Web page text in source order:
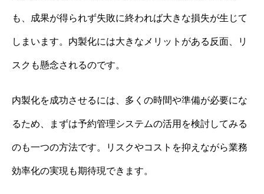
も、成果が得られず失敗に終われば大きな損失が生じて
しまいます。内製化には大きなメリットがある反面、リ
スクも懸念されるのです。
内製化を成功させるには、多くの時間や準備が必要にな
るため、まずは予約管理システムの活用を検討してみる
のも一つの方法です。リスクやコストを抑えながら業務
効率化の実現も期待現できます。